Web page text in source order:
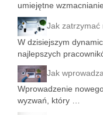
umiejętne
Jak zatrzymać
W dzisiejszym
najlepszych
Jak
Wprowadzenie
wyzwań, który …